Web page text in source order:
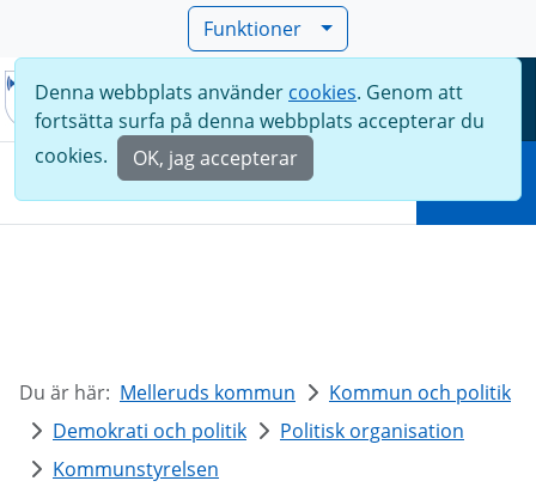
Funktioner
Meny
Denna webbplats använder cookies. Genom att
fortsätta surfa på denna webbplats accepterar du
cookies.
OK, jag accepterar
Du är här: Melleruds kommun
Kommun och politik
Demokrati och politik
Politisk organisation
Kommunstyrelsen